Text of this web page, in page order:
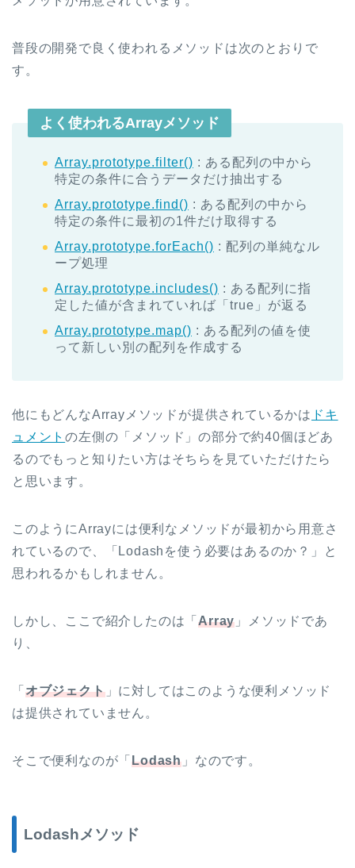
普段の開発で良く使われるメソッドは次のとおりで
す。
よく使われるArrayメソッド
Array.prototype.filter() : ある配列の中から
特定の条件に合うデータだけ抽出する
Array.prototype.find() : ある配列の中から
特定の条件に最初の1件だけ取得する
Array.prototype.forEach() : 配列の単純なル
ープ処理
Array.prototype.includes() : ある配列に指
定した値が含まれていれば「true」が返る
Array.prototype.map() : ある配列の値を使
って新しい別の配列を作成する
他にもどんなArrayメソッドが提供されているかは ドキ
ュメントの左側の「メソッド」の部分で約40個ほどあ
るのでもっと知りたい方はそちらを見ていただけたら
と思います。
このようにArrayには便利なメソッドが最初から用意さ
れているので、「Lodashを使う必要はあるのか？」と
思われるかもしれません。
しかし、ここで紹介したのは「Array 」メソッドであ
り、
「 オブジェクト」に対してはこのような便利メソッド
は提供されていません。
そこで便利なのが「Lodash 」なのです。
Lodashメソッド